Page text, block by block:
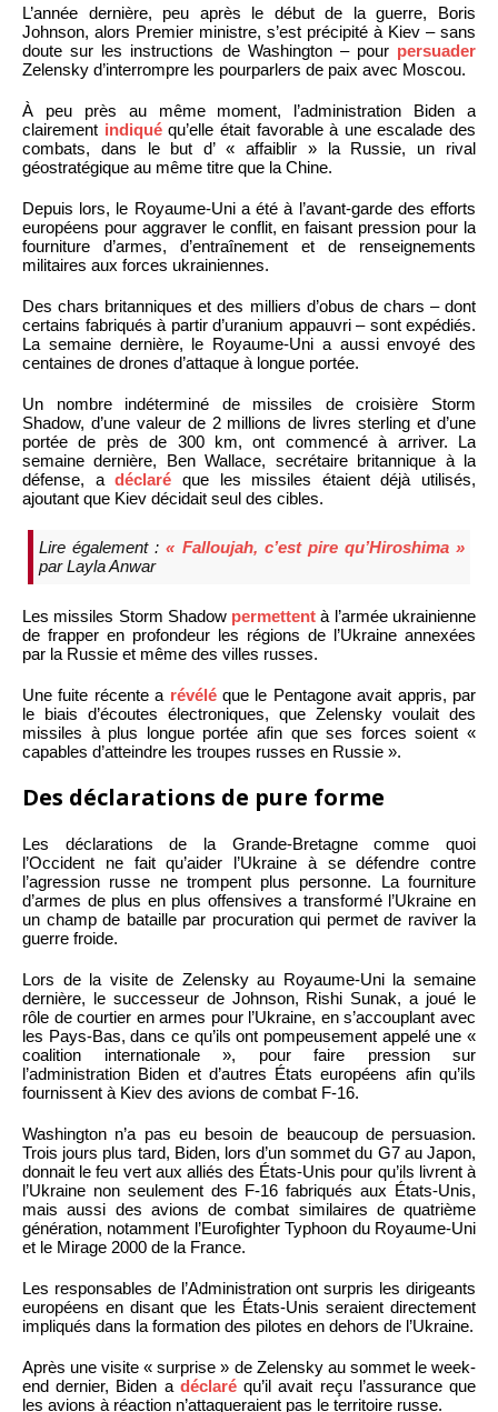
L’année dernière, peu après le début de la guerre, Boris
Johnson, alors Premier ministre, s’est précipité à Kiev – sans
doute sur les instructions de Washington – pour persuader
Zelensky d’interrompre les pourparlers de paix avec Moscou.
À peu près au même moment, l’administration Biden a
clairement indiquéqu’elle était favorable à une escalade des
combats, dans le but d’ « affaiblir » la Russie, un rival
géostratégique au même titre que la Chine.
Depuis lors, le Royaume-Uni a été à l’avant-garde des efforts
européens pour aggraver le conflit, en faisant pression pour la
fourniture d’armes, d’entraînement et de renseignements
militaires aux forces ukrainiennes.
Des chars britanniques et des milliers d’obus de chars – dont
certains fabriqués à partir d’uranium appauvri – sont expédiés.
La semaine dernière, le Royaume-Uni a aussi envoyé des
centaines de drones d’attaque à longue portée.
Un nombre indéterminé de missiles de croisière Storm
Shadow, d’une valeur de 2 millions de livres sterling et d’une
portée de près de 300 km, ont commencé à arriver. La
semaine dernière, Ben Wallace, secrétaire britannique à la
défense, adéclaré que les missiles étaient déjà utilisés,
ajoutant que Kiev décidait seul des cibles.
Lire également :« Falloujah, c’est pire qu’Hiroshima »
par Layla Anwar
Les missiles Storm Shadow permettent à l’armée ukrainienne
de frapper en profondeur les régions de l’Ukraine annexées
par la Russie et même des villes russes.
Une fuite récente a révéléque le Pentagone avait appris, par
le biais d’écoutes électroniques, que Zelensky voulait des
missiles à plus longue portée afin que ses forces soient «
capables d’atteindre les troupes russes en Russie ».
Des déclarations de pure forme
Les déclarations de la Grande-Bretagne comme quoi
l’Occident ne fait qu’aider l’Ukraine à se défendre contre
l’agression russe ne trompent plus personne. La fourniture
d’armes de plus en plus offensives a transformé l’Ukraine en
un champ de bataille par procuration qui permet de raviver la
guerre froide.
Lors de la visite de Zelensky au Royaume-Uni la semaine
dernière, le successeur de Johnson, Rishi Sunak, a joué le
rôle de courtier en armes pour l’Ukraine, en s’accouplant avec
les Pays-Bas, dans ce qu’ils ont pompeusement appelé une «
coalition internationale », pour faire pression sur
l’administration Biden et d’autres États européens afin qu’ils
fournissent à Kiev des avions de combat F-16.
Washington n’a pas eu besoin de beaucoup de persuasion.
Trois jours plus tard, Biden, lors d’un sommet du G7 au Japon,
donnait le feu vert aux alliés des États-Unis pour qu’ils livrent à
l’Ukraine non seulement des F-16 fabriqués aux États-Unis,
mais aussi des avions de combat similaires de quatrième
génération, notamment l’Eurofighter Typhoon du Royaume-Uni
et le Mirage 2000 de la France.
Les responsables de l’Administration ont surpris les dirigeants
européens en disant que les États-Unis seraient directement
impliqués dans la formation des pilotes en dehors de l’Ukraine.
Après une visite « surprise » de Zelensky au sommet le week-
end dernier, Biden a déclaréqu’il avait reçu l’assurance que
les avions à réaction n’attaqueraient pas le territoire russe.